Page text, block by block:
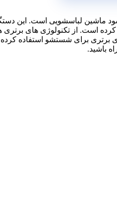
ماشین لباسشویی است. این
است. از تکنولوژی های برتری
برای شستشو استفاده
باشید.